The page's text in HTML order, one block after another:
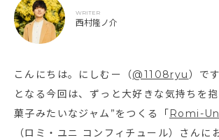
WRITER
西村隆ノ介
こんにちは。にしむー（@1108ryu）で
となる今回は、ずっと大好きな気持ちを
菓子みたいなジャム”をつくる「Romi-
（ロミ・ユニ コンフィチュール）さんに